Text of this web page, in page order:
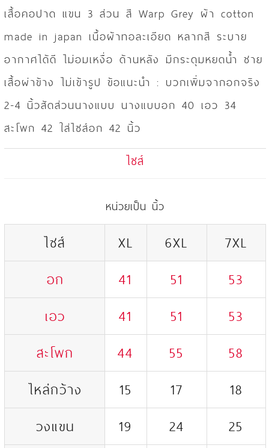
เสื้อคอปาด แขน 3 ส่วน สี Warp Grey ผ้า cotton
made in japan เนื้อผ้าทอละเอียด หลากสี ระบาย
อากาศได้ดี ไม่อมเหงื่อ ด้านหลัง มีกระดุมหยดน้ำ ชาย
เสื้อผ่าข้าง ไม่เข้ารูป ข้อแนะนำ : บวกเพิ่มจากอกจริง
2-4 นิ้วสัดส่วนนางแบบ นางแบบอก 40 เอว 34
สะโพก 42 ใส่ไซส์อก 42 นิ้ว
ไซส์
หน่วยเป็น นิ้ว
ไซส์ XL 6XL
7XL
อก
41 51
53
เอว
41 51
53
สะโพก
44 55
58
ไหล่กว้าง
15 17
18
วงแขน
19 24
25